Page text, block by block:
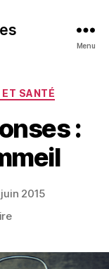
Menu
SANTÉ
:
2015
sur
: